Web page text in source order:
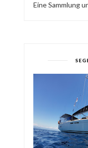
RENÉ & BACUS ~
Eine Sammlung